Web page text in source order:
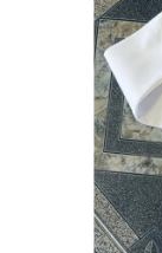
hviezdičiek.